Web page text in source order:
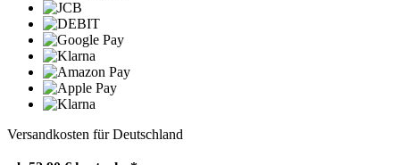
Versandkosten für Deutschland